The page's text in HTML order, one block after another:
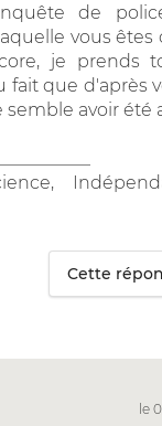
de
vous êtes
je prends
que d'après
avoir été
Cette
le